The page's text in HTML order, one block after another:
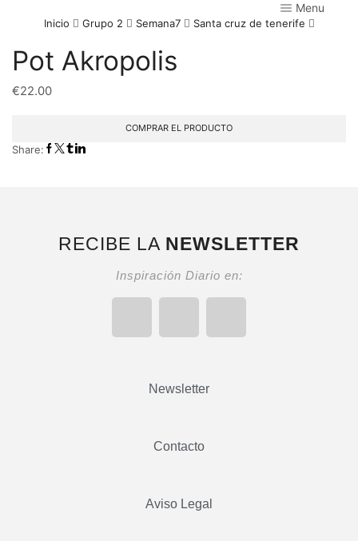
Menu
Inicio Grupo 2 Semana7 Santa cruz de tenerife
Pot Akropolis
€22.00
COMPRAR EL PRODUCTO
Share:
RECIBE LA NEWSLETTER
Inspiración Diario en:
Newsletter
Contacto
Aviso Legal